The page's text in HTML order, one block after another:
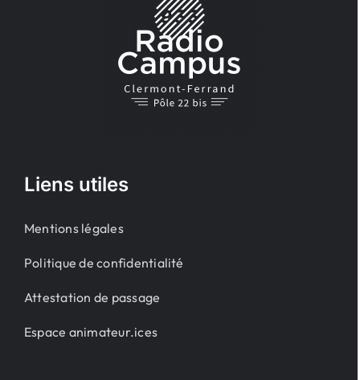
Liens utiles
Mentions légales
Politique de confidentialité
Attestation de passage
Espace animateur.ices